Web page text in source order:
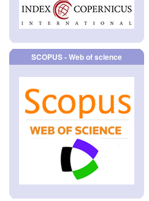
SCOPUS - Web of science